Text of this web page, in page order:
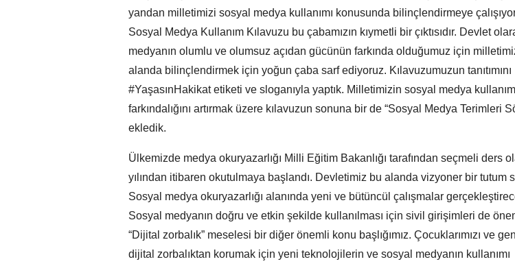
yandan milletimizi sosyal medya kullanımı konusunda bilinçlendirmeye
Sosyal Medya Kullanım Kılavuzu bu çabamızın kıymetli bir çıktısıdır. Devlet
medyanın olumlu ve olumsuz açıdan gücünün farkında olduğumuz için
alanda bilinçlendirmek için yoğun çaba sarf ediyoruz. Kılavuzumuzun tanıtımını
#YaşasınHakikat etiketi ve sloganıyla yaptık. Milletimizin sosyal medya
farkındalığını artırmak üzere kılavuzun sonuna bir de “Sosyal Medya Terimleri
ekledik.
Ülkemizde medya okuryazarlığı Milli Eğitim Bakanlığı tarafından seçmeli ders
yılından itibaren okutulmaya başlandı. Devletimiz bu alanda vizyoner bir tutum
Sosyal medya okuryazarlığı alanında yeni ve bütüncül çalışmalar
Sosyal medyanın doğru ve etkin şekilde kullanılması için sivil girişimleri de
“Dijital zorbalık” meselesi bir diğer önemli konu başlığımız. Çocuklarımızı ve
dijital zorbalıktan korumak için yeni teknolojilerin ve sosyal medyanın kullanımı